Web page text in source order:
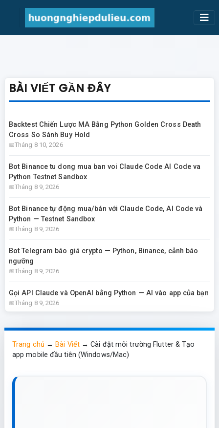
BÀI VIẾT GẦN ĐÂY
Backtest Chiến Lược MA Bằng Python Golden Cross Death
Cross So Sánh Buy Hold
Tháng 8 10, 2026
Bot Binance tu dong mua ban voi Claude Code AI Code va
Python Testnet Sandbox
Tháng 8 9, 2026
Bot Binance tự động mua/bán với Claude Code, AI Code và
Python — Testnet Sandbox
Tháng 8 9, 2026
Bot Telegram báo giá crypto — Python, Binance, cảnh báo
ngưỡng
Tháng 8 9, 2026
Gọi API Claude và OpenAI bằng Python — AI vào app của bạn
Tháng 8 9, 2026
Trang chủ →Bài Viết→Cài đặt môi trường Flutter & Tạo
app mobile đầu tiên (Windows/Mac)